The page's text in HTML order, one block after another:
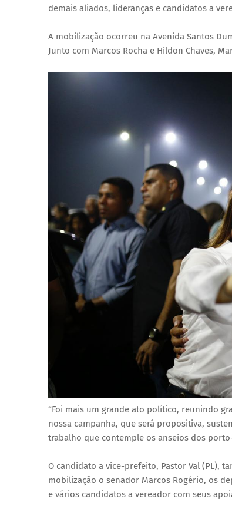
demais aliados, lideranças e candidatos a
A mobilização ocorreu na Avenida Santos
Junto com Marcos Rocha e Hildon Chaves,
“Foi mais um grande ato político, reunindo
nossa campanha, que será propositiva,
trabalho que contemple os anseios dos
O candidato a vice-prefeito, Pastor Val (PL),
mobilização o senador Marcos Rogério, os
e vários candidatos a vereador com seus